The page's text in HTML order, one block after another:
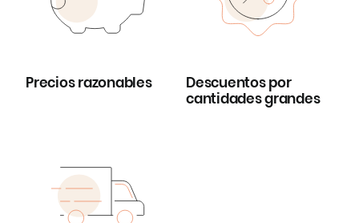
Precios razonables
Descuentos por
cantidades grandes